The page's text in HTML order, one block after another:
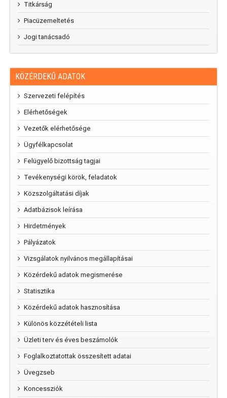
Titkárság
Piacüzemeltetés
Jogi tanácsadó
KÖZÉRDEKŰ ADATOK
Szervezeti felépítés
Elérhetőségek
Vezetők elérhetősége
Ügyfélkapcsolat
Felügyelő bizottság tagjai
Tevékenységi körök, feladatok
Közszolgáltatási díjak
Adatbázisok leírása
Hirdetmények
Pályázatok
Vizsgálatok nyilvános megállapításai
Közérdekű adatok megismerése
Statisztika
Közérdekű adatok hasznosítása
Különös közzétételi lista
Üzleti terv és éves beszámolók
Foglalkoztatottak összesített adatai
Üvegzseb
Koncessziók